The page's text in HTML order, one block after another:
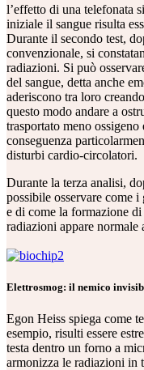
l’effetto di una telefonata
iniziale il sangue risulta
Durante il secondo test,
convenzionale, si
radiazioni. Si può
del sangue, detta anche
aderiscono tra loro
questo modo andare a
trasportato meno
conseguenza
disturbi cardio-circolatori.
Durante la terza analisi,
possibile osservare come
e di come la formazione
radiazioni appare normale
Elettrosmog: il nemico
Egon Heiss spiega come
esempio, risulti essere
testa dentro un forno a
armonizza le radiazioni in